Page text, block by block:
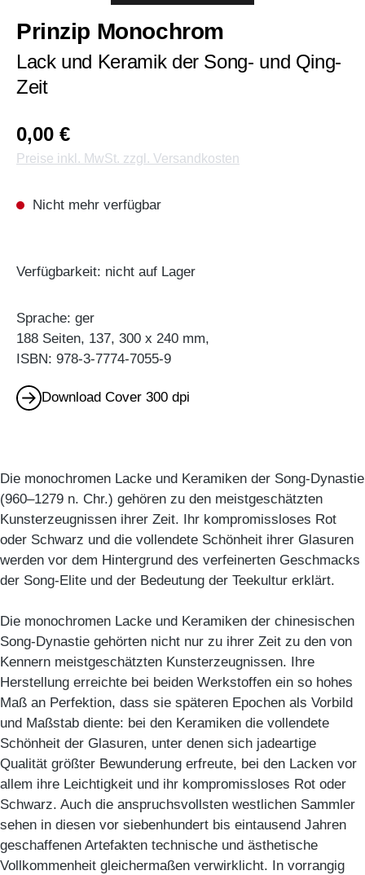
Prinzip Monochrom
Lack und Keramik der Song- und Qing-
Zeit
0,00 €
Preise inkl. MwSt. zzgl. Versandkosten
Nicht mehr verfügbar
Verfügbarkeit: nicht auf Lager
Sprache: ger
188 Seiten, 137, 300 x 240 mm,
ISBN: 978-3-7774-7055-9
Download Cover 300 dpi
Die monochromen Lacke und Keramiken der Song-Dynastie
(960–1279 n. Chr.) gehören zu den meistgeschätzten
Kunsterzeugnissen ihrer Zeit. Ihr kompromissloses Rot
oder Schwarz und die vollendete Schönheit ihrer Glasuren
werden vor dem Hintergrund des verfeinerten Geschmacks
der Song-Elite und der Bedeutung der Teekultur erklärt.
Die monochromen Lacke und Keramiken der chinesischen
Song-Dynastie gehörten nicht nur zu ihrer Zeit zu den von
Kennern meistgeschätzten Kunsterzeugnissen. Ihre
Herstellung erreichte bei beiden Werkstoffen ein so hohes
Maß an Perfektion, dass sie späteren Epochen als Vorbild
und Maßstab diente: bei den Keramiken die vollendete
Schönheit der Glasuren, unter denen sich jadeartige
Qualität größter Bewunderung erfreute, bei den Lacken vor
allem ihre Leichtigkeit und ihr kompromissloses Rot oder
Schwarz. Auch die anspruchsvollsten westlichen Sammler
sehen in diesen vor siebenhundert bis eintausend Jahren
geschaffenen Artefakten technische und ästhetische
Vollkommenheit gleichermaßen verwirklicht. In vorrangig